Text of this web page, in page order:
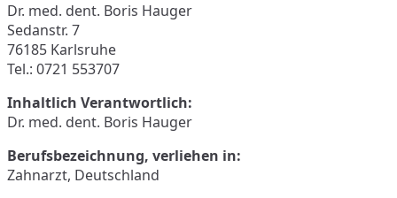
Dr. med. dent. Boris Hauger
Sedanstr. 7
76185 Karlsruhe
Tel.: 0721 553707
Inhaltlich Verantwortlich:
Dr. med. dent. Boris Hauger
Berufsbezeichnung, verliehen in:
Zahnarzt, Deutschland